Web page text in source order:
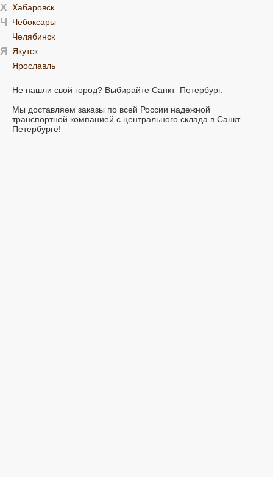
Х Хабаровск
Ч Чебоксары
Челябинск
Я Якутск
Ярославль
Не нашли свой город? Выбирайте Санкт–Петербург.
Мы доставляем заказы по всей России надежной
транспортной компанией с центрального склада в Санкт–
Петербурге!